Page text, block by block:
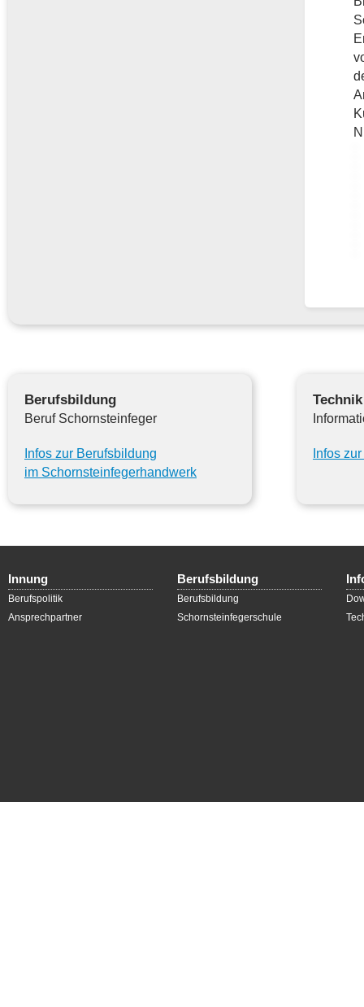
Berufsbildung
Beruf Schornsteinfeger
Infos zur Berufsbildung
im Schornsteinfegerhandwerk
Technik
Infos
Innung
Berufspolitik
Ansprechpartner
Berufsbildung
Berufsbildung
Schornsteinfegerschule